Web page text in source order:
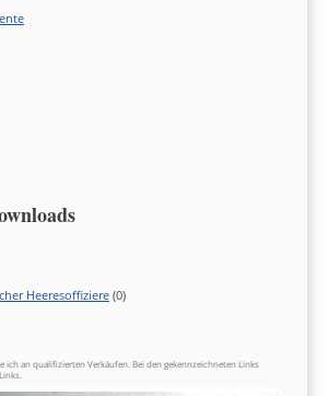
Heeresoffiziere (0)
ich an qualifizierten Verkäufen. Bei den gekennzeichneten Links